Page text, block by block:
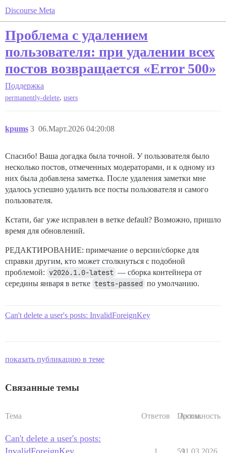
Discourse Meta
Проблема с удалением
пользователя: при удалении всех
постов возвращается «Error 500»
Поддержка
permanently-delete, users
kpums 06.Март.2026 04:20:08
3
Спасибо! Ваша догадка была точной. У пользователя было
несколько постов, отмеченных модераторами, и к одному из
них была добавлена заметка. После удаления заметки мне
удалось успешно удалить все посты пользователя и самого
пользователя.
Кстати, баг уже исправлен в ветке default? Возможно, пришло
время для обновлений.
РЕДАКТИРОВАНИЕ: примечание о версии/сборке для
справки другим, кто может столкнуться с подобной
проблемой: v2026.1.0-latest — сборка контейнера от
середины января в ветке tests-passed по умолчанию.
Can't delete a user's posts: InvalidForeignKey
показать публикацию в теме
Связанные темы
Тема Ответов Просм.
Активность
Can't delete a user's posts: